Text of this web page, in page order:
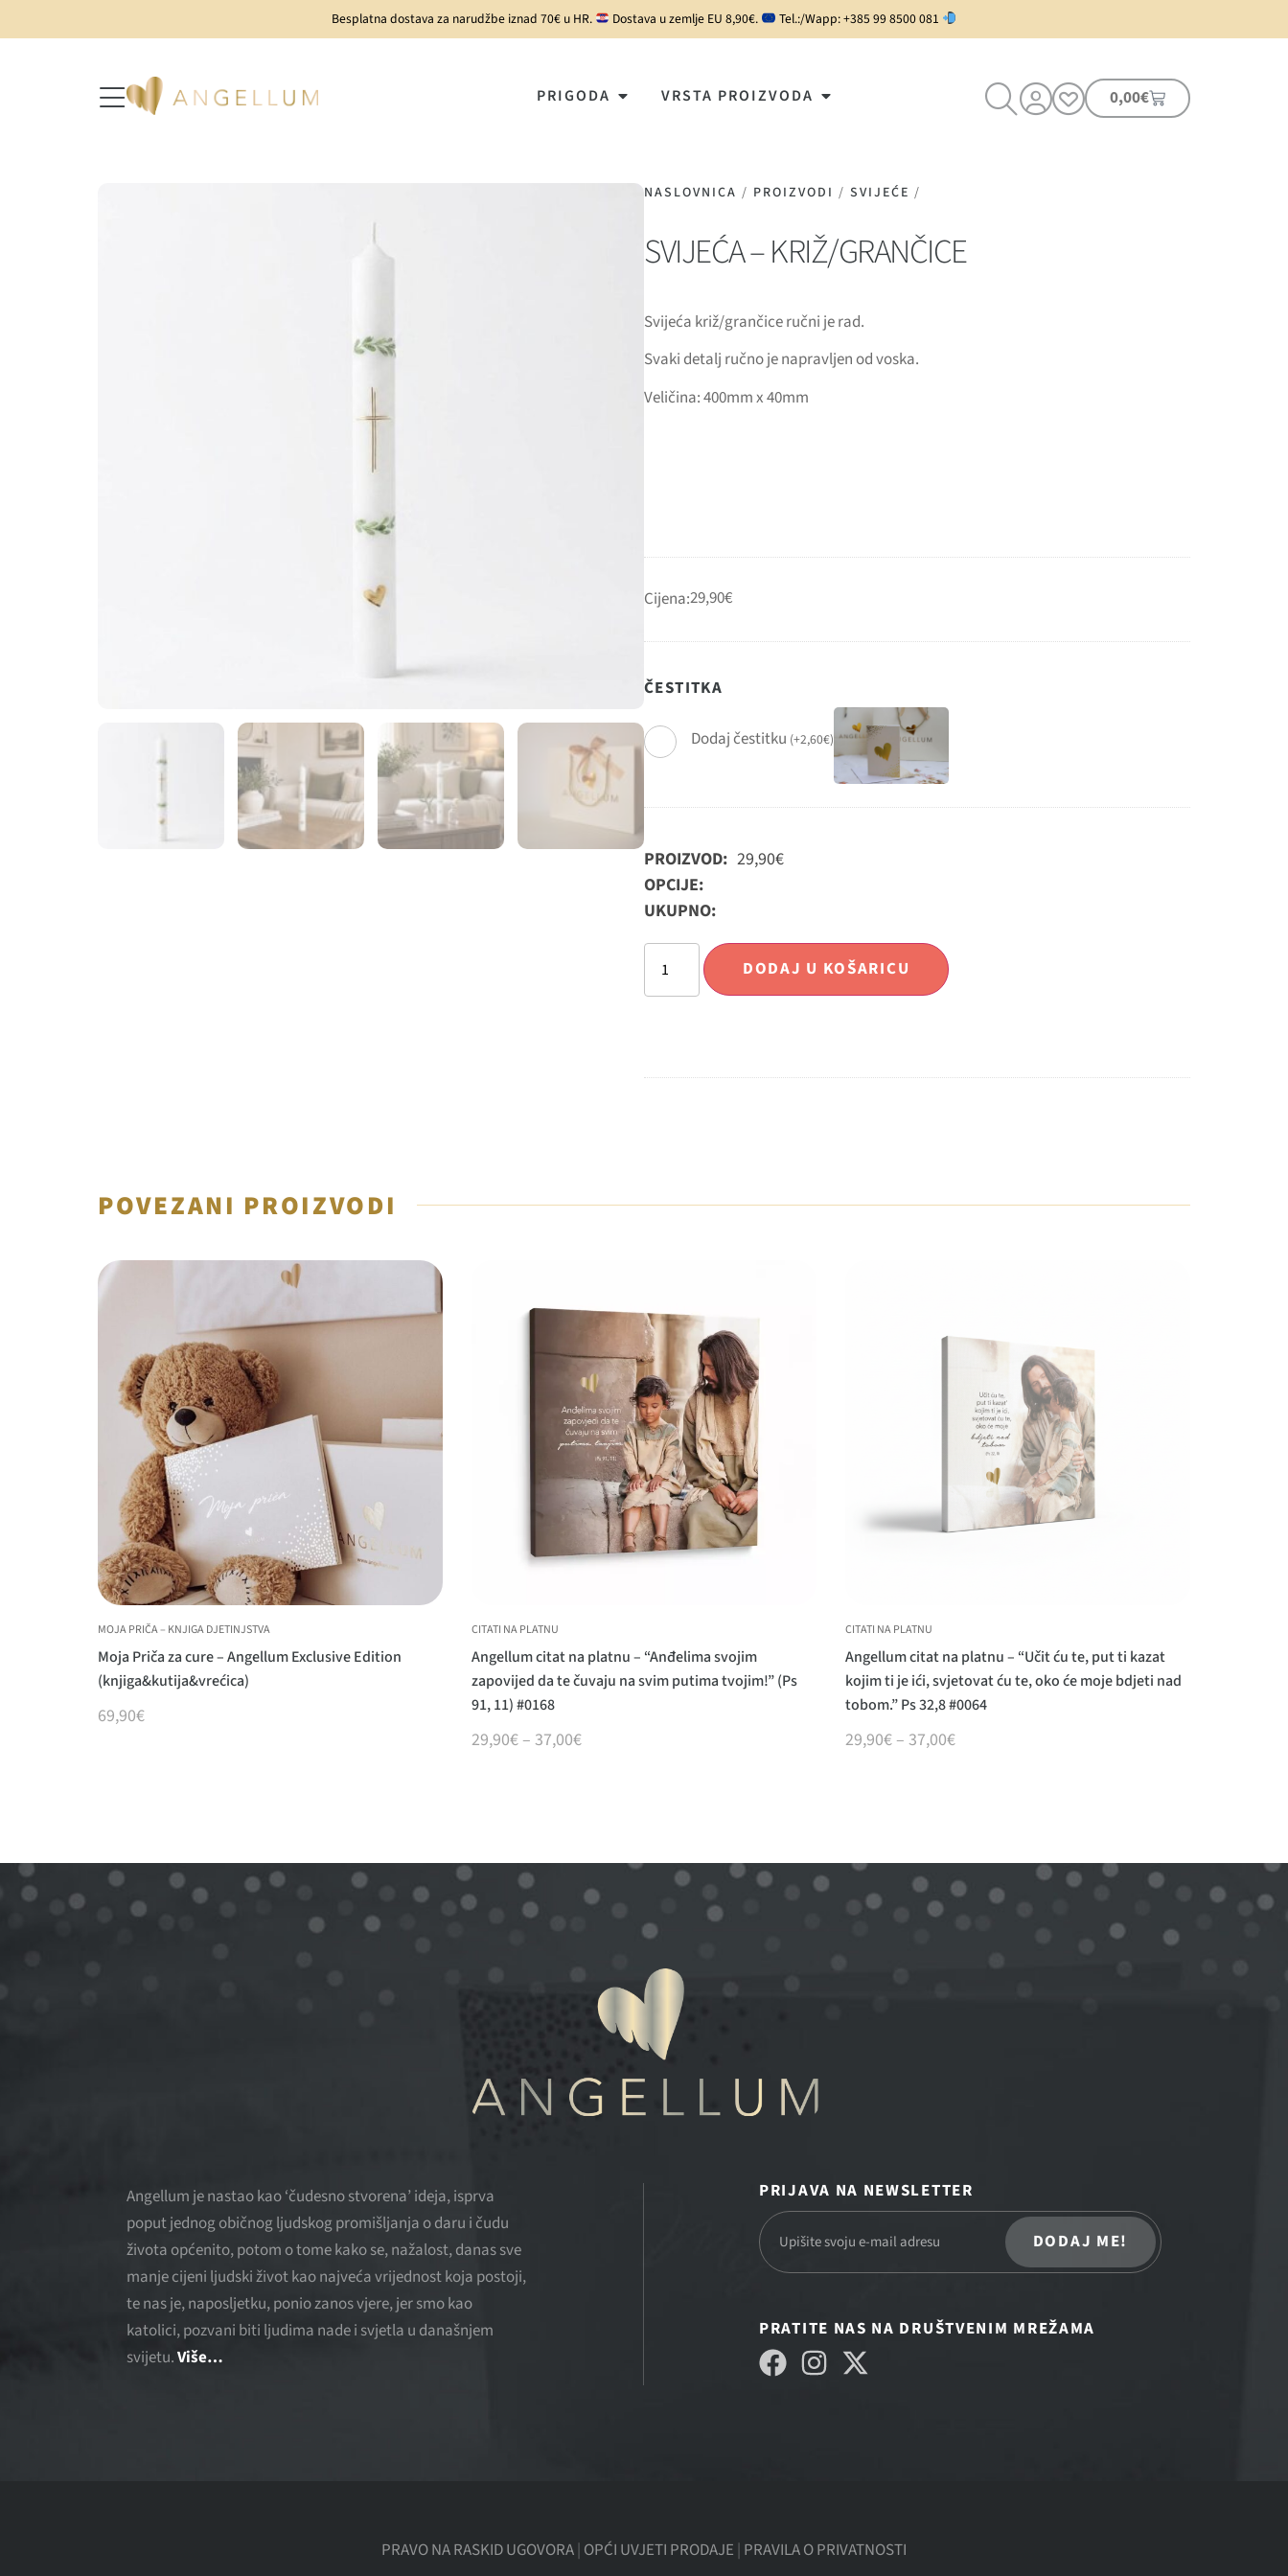
Besplatna dostava za narudžbe iznad 70€ u HR. Dostava u zemlje EU 8,90€. Tel.:/Wapp: +385 99 8500 081
PRIGODA VRSTA PROIZVODA 0,00€
NASLOVNICA / PROIZVODI / SVIJEĆE /
SVIJEĆA – KRIŽ/GRANČICE
Svijeća križ/grančice ručni je rad.
Svaki detalj ručno je napravljen od voska.
Veličina: 400mm x 40mm
Cijena:29,90€
ČESTITKA
Dodaj čestitku (+2,60€)
PROIZVOD: 29,90€
OPCIJE:
UKUPNO:
DODAJ U KOŠARICU
POVEZANI PROIZVODI
MOJA PRIČA – KNJIGA DJETINJSTVA
Moja Priča za cure – Angellum Exclusive Edition
(knjiga&kutija&vrećica)
69,90€
CITATI NA PLATNU
Angellum citat na platnu – “Anđelima svojim
zapovijed da te čuvaju na svim putima tvojim!” (Ps
91, 11) #0168
29,90€ – 37,00€
CITATI NA PLATNU
Angellum citat na platnu – “Učit ću te, put ti kazat
kojim ti je ići, svjetovat ću te, oko će moje bdjeti nad
tobom.” Ps 32,8 #0064
29,90€ – 37,00€
Angellum je nastao kao ‘čudesno stvorena’ ideja, isprva
poput jednog običnog ljudskog promišljanja o daru i čudu
života općenito, potom o tome kako se, nažalost, danas sve
manje cijeni ljudski život kao najveća vrijednost koja postoji,
te nas je, naposljetku, ponio zanos vjere, jer smo kao
katolici, pozvani biti ljudima nade i svjetla u današnjem
svijetu.Više…
PRIJAVA NA NEWSLETTER
DODAJ ME!
PRATITE NAS NA DRUŠTVENIM MREŽAMA
PRAVO NA RASKID UGOVORA| OPĆI UVJETI PRODAJE | PRAVILA O PRIVATNOSTI